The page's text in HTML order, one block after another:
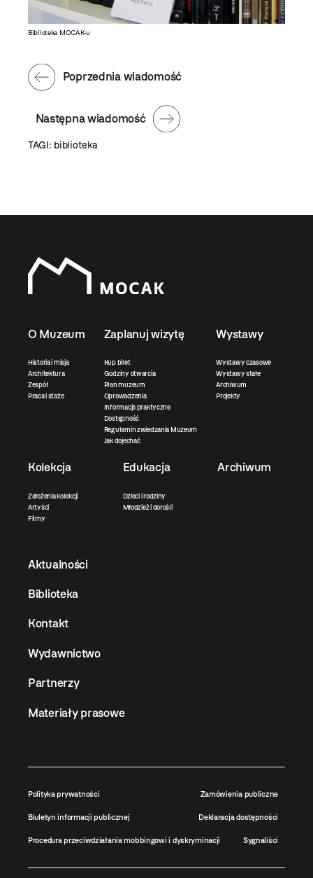
Biblioteka MOCAK-u
Następna wiadomość
Poprzednia wiadomość
TAGI: biblioteka
O Muzeum
Historia i misja
Architektura
Zespół
Praca i staże
Zaplanuj wizytę
Kup bilet
Godziny otwarcia
Plan muzeum
Oprowadzenia
Informacje praktyczne
Dostępność
Regulamin zwiedzania Muzeum
Jak dojechać
Wystawy
Wystawy czasowe
Wystawy stałe
Archiwum
Projekty
Kolekcja
Założenia kolekcji
Artyści
Filmy
Edukacja
Dzieci i rodziny
Młodzież i dorośli
Archiwum
Aktualności
Biblioteka
Kontakt
Wydawnictwo
Partnerzy
Materiały prasowe
Polityka prywatności Zamówienia publiczne
Biuletyn informacji publicznej Deklaracja dostępności
Procedura przeciwdziałania mobbingowi i dyskryminacji Sygnaliści